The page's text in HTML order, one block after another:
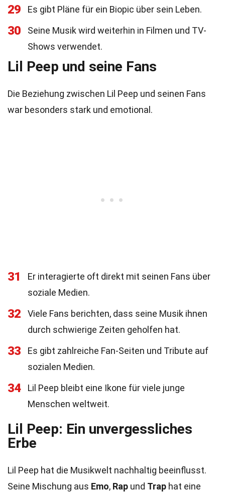
29 Es gibt Pläne für ein Biopic über sein Leben.
30
Seine Musik wird weiterhin in Filmen und TV-
Shows verwendet.
Lil Peep und seine Fans
Die Beziehung zwischen Lil Peep und seinen Fans
war besonders stark und emotional.
31
Er interagierte oft direkt mit seinen Fans über
soziale Medien.
32
Viele Fans berichten, dass seine Musik ihnen
durch schwierige Zeiten geholfen hat.
33
Es gibt zahlreiche Fan-Seiten und Tribute auf
sozialen Medien.
34
Lil Peep bleibt eine Ikone für viele junge
Menschen weltweit.
Lil Peep: Ein unvergessliches
Erbe
Lil Peep hat die Musikwelt nachhaltig beeinflusst.
Seine Mischung aus Emo, Rap und Trap hat eine